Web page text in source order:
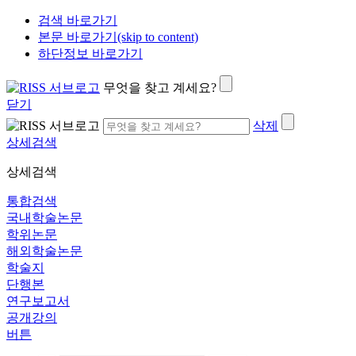
검색 바로가기
본문 바로가기(skip to content)
하단정보 바로가기
무엇을 찾고 계세요?
닫기
삭제
상세검색
상세검색
통합검색
국내학술논문
학위논문
해외학술논문
학술지
단행본
연구보고서
공개강의
버튼